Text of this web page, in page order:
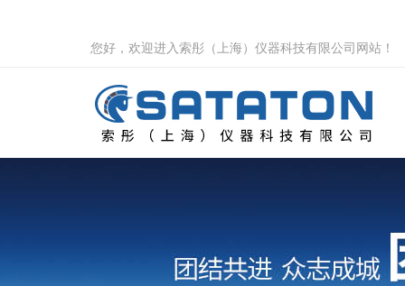
您好，欢迎进入索彤（上海）仪器科技有限公司网站！